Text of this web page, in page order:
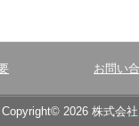
お問い
Copyright© 2026 株式会